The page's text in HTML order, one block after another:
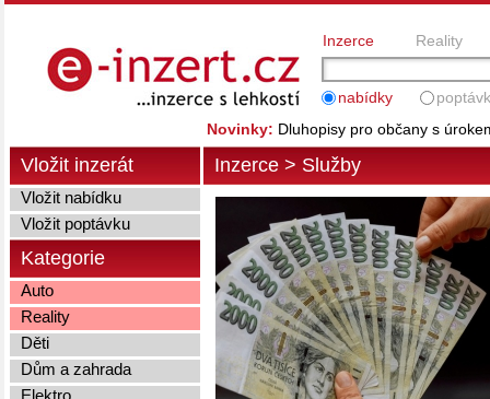
Inzerce Reality
nabídky
Novinky: Dluhopisy pro občany s
Inzerce > Služby
Vložit inzerát
Vložit nabídku
Vložit poptávku
Kategorie
Auto
Reality
Děti
Dům a zahrada
Elektro